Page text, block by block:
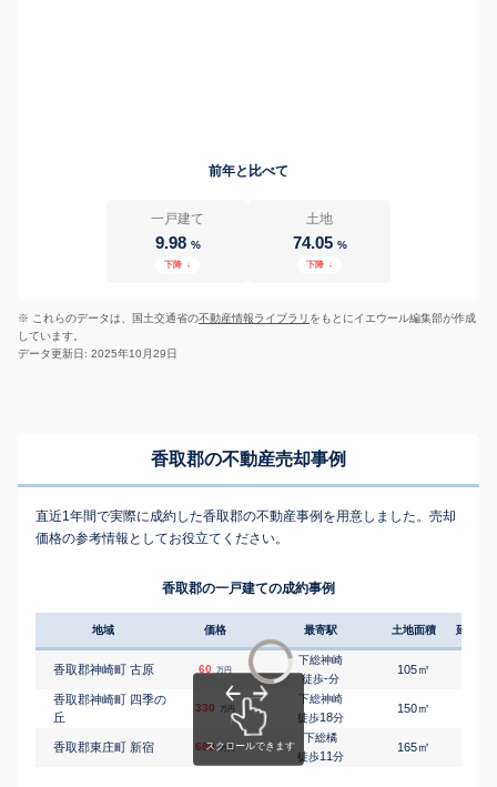
前年と比べて
一戸建て
9.98 %
下降 ↓
土地
74.05 %
下降 ↓
※ これらのデータは、国土交通省の不動産情報ライブラリ をもとにイエウール編集部が作成
しています。
データ更新日: 2025年10月29日
香取郡の不動産売却事例
直近1年間で実際に成約した香取郡の不動産事例を用意しました。売却
価格の参考情報としてお役立てください。
香取郡の一戸建ての成約事例
地域 価格 最寄駅 土地面積 延床面
香取郡神崎町 古原 60 万円
下総神崎
徒歩-分
105㎡
香取郡神崎町 四季の
丘
330 万円
下総神崎
徒歩18分
150㎡
香取郡東庄町 新宿 680 万円
下総橘
徒歩11分
165㎡